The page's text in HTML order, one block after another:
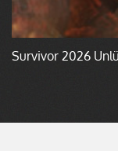
Survivor 2026